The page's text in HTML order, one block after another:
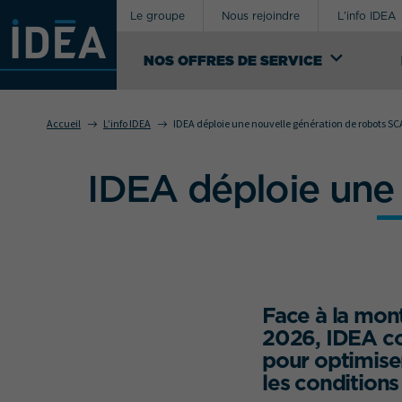
Le groupe Nous rejoindre L’info IDEA
NOS OFFRES DE SERVICE
DE SERVICE
En tant que facilitateur, IDEA intervient dans
différents secteurs d'activité à travers une
VOIR NOS OFFRES DE SERVICE
Votre besoin concerne
Accueil L’info IDEA IDEA déploie une nouvelle génération de robots
IDEA déploie
Face à la
2026, IDEA
pour
les conditions